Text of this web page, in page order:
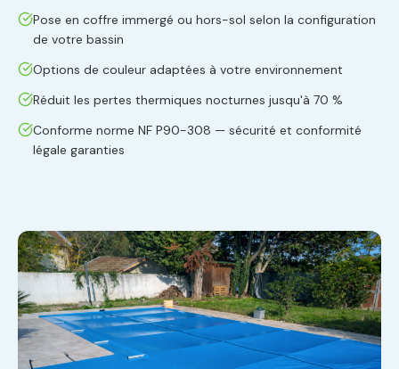
Pose en coffre immergé ou hors-sol selon la configuration
de votre bassin
Options de couleur adaptées à votre environnement
Réduit les pertes thermiques nocturnes jusqu'à 70 %
Conforme norme NF P90-308 — sécurité et conformité
légale garanties